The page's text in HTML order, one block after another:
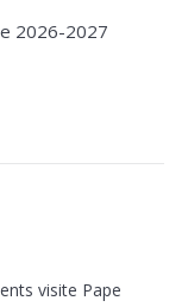
2026-2027
visite Pape